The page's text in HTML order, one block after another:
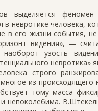
выделяется феномен
невротике человека,
в его жизни события,
видения», —
наоборот узость
строго
из
тому масса
непоколебима.